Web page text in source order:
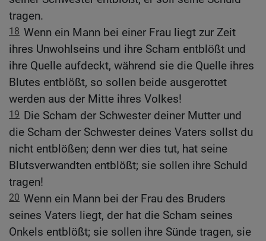
tragen.
18 Wenn ein Mann bei einer Frau liegt zur Zeit
ihres Unwohlseins und ihre Scham entblößt und
ihre Quelle aufdeckt, während sie die Quelle ihres
Blutes entblößt, so sollen beide ausgerottet
werden aus der Mitte ihres Volkes!
19 Die Scham der Schwester deiner Mutter und
die Scham der Schwester deines Vaters sollst du
nicht entblößen; denn wer dies tut, hat seine
Blutsverwandten entblößt; sie sollen ihre Schuld
tragen!
20 Wenn ein Mann bei der Frau des Bruders
seines Vaters liegt, der hat die Scham seines
Onkels entblößt; sie sollen ihre Sünde tragen, sie